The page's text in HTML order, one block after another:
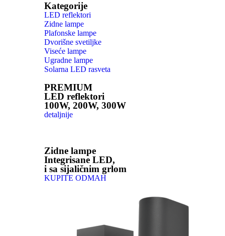
Kategorije
LED reflektori
Zidne lampe
Plafonske lampe
Dvorišne svetiljke
Viseće lampe
Ugradne lampe
Solarna LED rasveta
PREMIUM
LED reflektori
100W, 200W, 300W
detaljnije
Zidne lampe
Integrisane LED,
i sa sijaličnim grlom
KUPITE ODMAH